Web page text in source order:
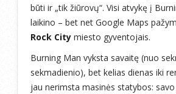
būti ir „tik žiūrovų“. Visi atvykę į
laikino – bet net Google Maps
Rock City miesto gyventojais.
Burning Man vyksta savaitę (nuo
sekmadienio), bet kelias dienas iki
jau nerimsta masinės statybos: